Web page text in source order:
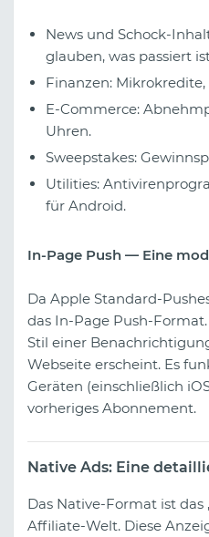
News und Schock-
glauben, was passiert
Finanzen:
E-Commerce:
Uhren.
Sweepstakes:
Utilities:
für Android.
In-Page Push — Eine
Da Apple Standard-
das In-Page Push-
Stil einer
Webseite erscheint. Es
Geräten (einschließlich
vorheriges Abonnement.
Native Ads: Eine
Das Native-Format ist das
Affiliate-Welt. Diese